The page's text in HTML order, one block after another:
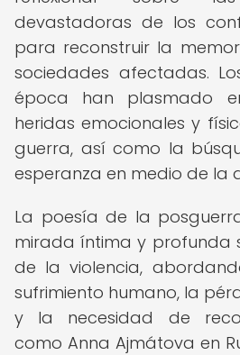
devastadoras de los
para reconstruir la
sociedades afectadas.
época han plasmado
heridas emocionales y
guerra, así como la
esperanza en medio de la
La poesía de la
mirada íntima y profunda
de la violencia,
sufrimiento humano, la
y la necesidad de
como Anna Ajmátova en